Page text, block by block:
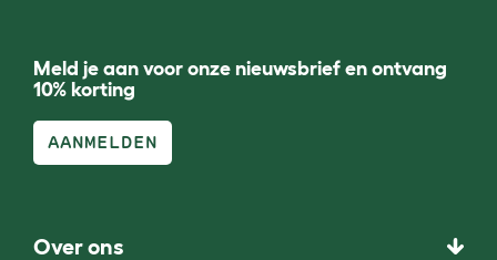
Meld je aan voor onze nieuwsbrief en ontvang
10% korting
AANMELDEN
Over ons